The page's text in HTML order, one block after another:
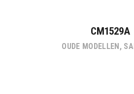
CM1529A
OUDE MODELLEN,